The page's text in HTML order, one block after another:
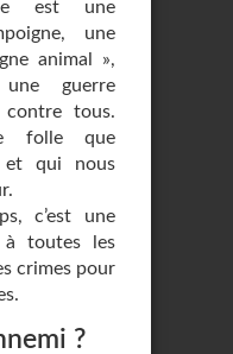
est une
une
animal »,
guerre
tous.
folle que
et qui nous
c’est une
à toutes les
crimes pour
?